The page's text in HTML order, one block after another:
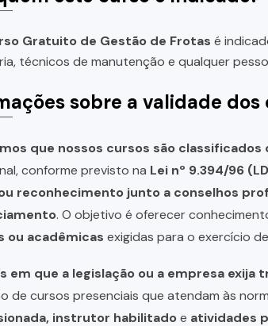
Gratuito de Gestão de Frotas é
técnicos de manutenção e qualquer
sobre a validade dos
que nossos cursos são classificados
conforme previsto na Lei nº 9.394/96
reconhecimento junto a conselhos
. O objetivo é oferecer
ou acadêmicas exigidas para o exercício
em que a legislação ou a empresa
de cursos presenciais que atendam às
instrutor habilitadoe atividades